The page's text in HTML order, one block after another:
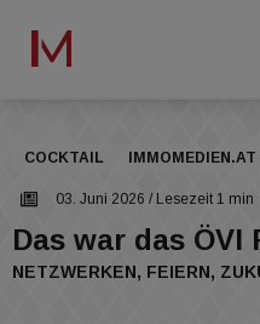
COCKTAIL IMMOMEDIEN.AT
03. Juni 2026 / Lesezeit 1 min
Das war das ÖVI
NETZWERKEN, FEIERN,